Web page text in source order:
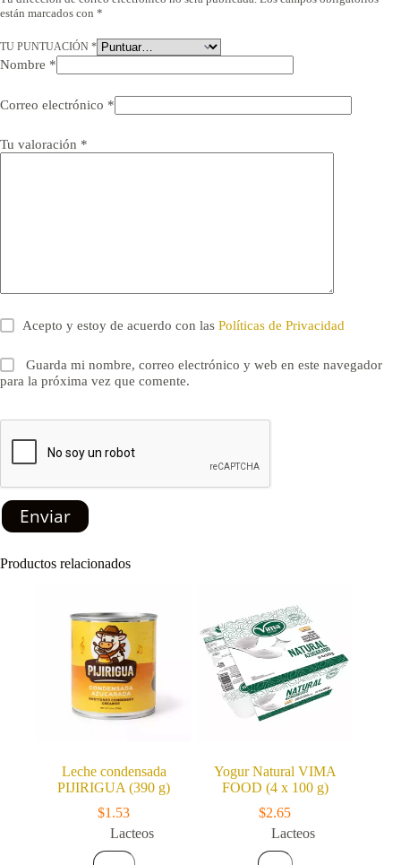
están marcados con *
TU PUNTUACIÓN *
Nombre *
Correo electrónico *
Tu valoración *
Acepto y estoy de acuerdo con lasPolíticas de Privacidad
Guarda mi nombre, correo electrónico y web en este navegador
para la próxima vez que comente.
Enviar
Productos relacionados
Leche condensada
PIJIRIGUA (390 g)
$1.53
Lacteos
Leche
Yogur Natural VIMA
FOOD (4 x 100 g)
$2.65
Lacteos
Yogur